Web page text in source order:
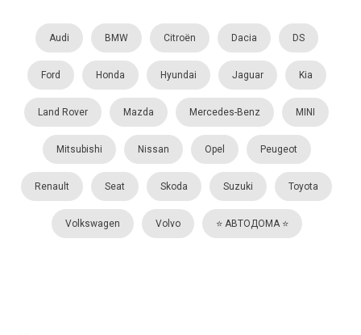
Audi BMW Citroën Dacia DS
Ford Honda Hyundai Jaguar Kia
Land Rover Mazda Mercedes-Benz MINI
Mitsubishi Nissan Opel Peugeot
Renault Seat Skoda Suzuki Toyota
Volkswagen Volvo ⭐️ АВТОДОМА ⭐️